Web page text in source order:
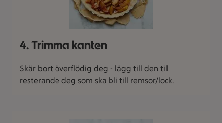
4. Trimma kanten
Skär bort överflödig deg - lägg till den till
resterande deg som ska bli till remsor/lock.